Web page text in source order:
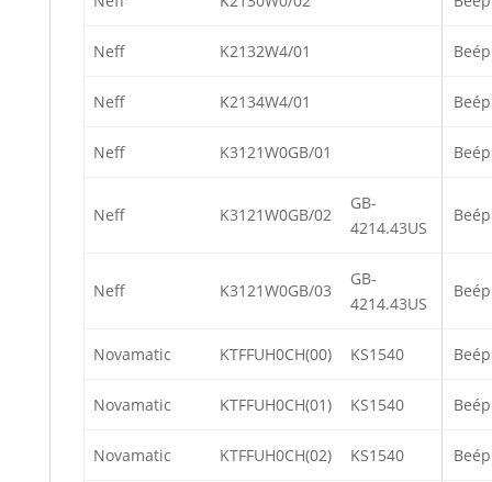
Neff K2132W4/01
Neff K2134W4/01
Neff K3121W0GB/01
Neff K3121W0GB/02
GB-
4214.43US
Neff K3121W0GB/03
GB-
4214.43US
Novamatic KTFFUH0CH(00) KS1540
Novamatic KTFFUH0CH(01) KS1540
Novamatic KTFFUH0CH(02) KS1540